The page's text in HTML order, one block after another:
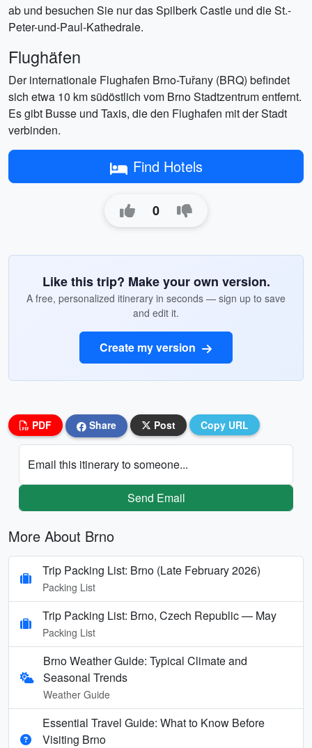
ab und besuchen Sie nur das Spilberk Castle und die St.-
Peter-und-Paul-Kathedrale.
Flughäfen
Der internationale Flughafen Brno-Tuřany (BRQ) befindet
sich etwa 10 km südöstlich vom Brno Stadtzentrum entfernt.
Es gibt Busse und Taxis, die den Flughafen mit der Stadt
verbinden.
Find Hotels
0
Like this trip? Make your own version.
A free, personalized itinerary in seconds — sign up to save
and edit it.
Create my version
PDF Share Post Copy URL
Email this itinerary to someone...
Send Email
More About Brno
Trip Packing List: Brno (Late February 2026)
Packing List
Trip Packing List: Brno, Czech Republic — May
Packing List
Brno Weather Guide: Typical Climate and
Seasonal Trends
Weather Guide
Essential Travel Guide: What to Know Before
Visiting Brno